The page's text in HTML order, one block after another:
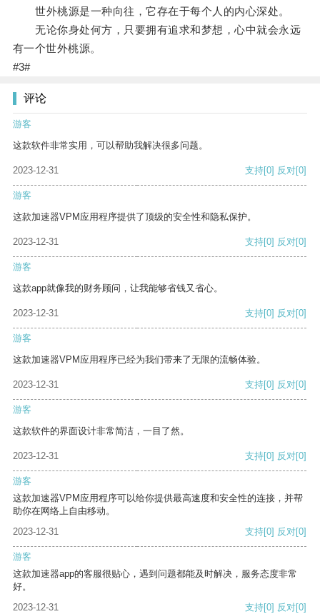
世外桃源是一种向往，它存在于每个人的内心深处。
无论你身处何方，只要拥有追求和梦想，心中就会永远
有一个世外桃源。
#3#
评论
游客
这款软件非常实用，可以帮助我解决很多问题。
2023-12-31 支持[0] 反对[0]
游客
这款加速器VPM应用程序提供了顶级的安全性和隐私保护。
2023-12-31 支持[0] 反对[0]
游客
这款app就像我的财务顾问，让我能够省钱又省心。
2023-12-31 支持[0] 反对[0]
游客
这款加速器VPM应用程序已经为我们带来了无限的流畅体验。
2023-12-31 支持[0] 反对[0]
游客
这款软件的界面设计非常简洁，一目了然。
2023-12-31 支持[0] 反对[0]
游客
这款加速器VPM应用程序可以给你提供最高速度和安全性的连接，并帮
助你在网络上自由移动。
2023-12-31
支持[0] 反对[0]
游客
这款加速器app的客服很贴心，遇到问题都能及时解决，服务态度非常
好。
2023-12-31
支持[0] 反对[0]